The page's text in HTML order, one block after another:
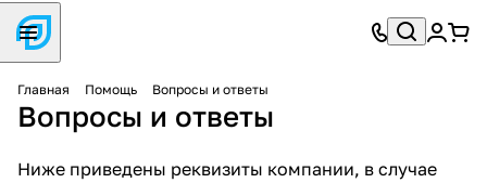
Главная Помощь Вопросы и ответы
Вопросы и ответы
Ниже приведены реквизиты компании, в случае